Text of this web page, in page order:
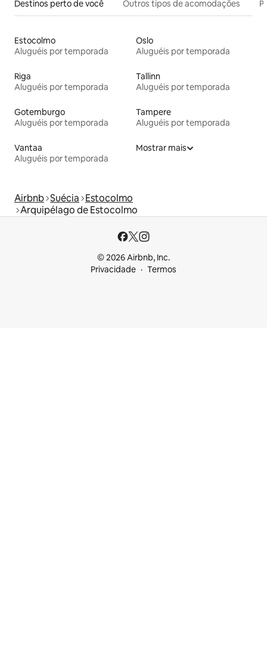
Destinos perto de você Outros tipos de acomodações
Estocolmo
Aluguéis por temporada
Oslo
Aluguéis por temporada
Riga
Aluguéis por temporada
Tallinn
Aluguéis por temporada
Gotemburgo
Aluguéis por temporada
Tampere
Aluguéis por temporada
Vantaa
Aluguéis por temporada
Mostrar mais
Airbnb Suécia Estocolmo
Arquipélago de Estocolmo
© 2026 Airbnb, Inc.
Privacidade
Termos